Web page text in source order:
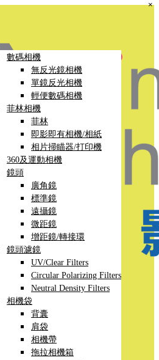
數碼相機
無反光鏡相機
單鏡反光相機
輕便數碼相機
菲林相機
菲林
即影即有相機/相紙
相片掃瞄器/打印機
360及運動相機
鏡頭
廣角鏡
標準鏡
遠攝鏡
微距鏡
增距鏡/轉接環
鏡頭濾鏡
UV/Clear Filters
Circular Polarizing Filters
Neutral Density Filters
相機袋
背囊
肩袋
相機帶
拖拉相機箱
×